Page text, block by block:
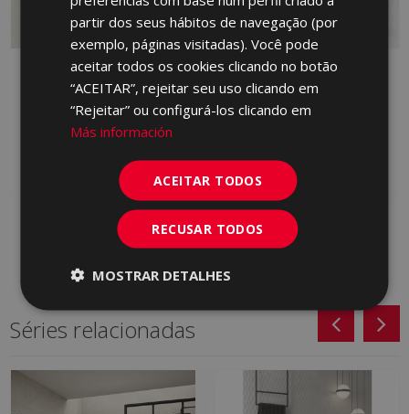
BYBLOS ARENA
LAPPATO 90 X 90
HVM230 | 90x90
Adicionar aos
BYBLOS CENIZA 90 X
90
HXP713 | 90x90
Séries relacionadas
PORTUGUESE
partir dos seus hábitos de navegação (por
exemplo, páginas visitadas). Você pode
aceitar todos os cookies clicando no botão
“ACEITAR”, rejeitar seu uso clicando em
“Rejeitar” ou configurá-los clicando em
Más información
ACEITAR TODOS
RECUSAR TODOS
MOSTRAR DETALHES